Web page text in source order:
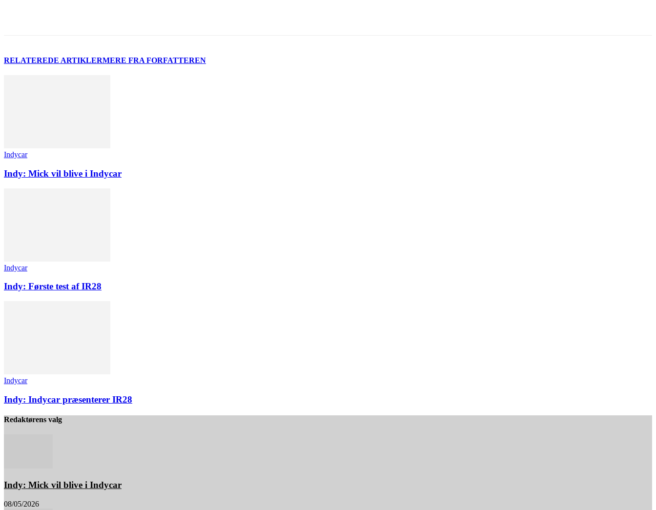
RELATEREDE ARTIKLERMERE FRA FORFATTEREN
Indycar
Indy: Mick vil blive i Indycar
Indycar
Indy: Første test af IR28
Indycar
Indy: Indycar præsenterer IR28
Redaktørens valg
Indy: Mick vil blive i Indycar
08/05/2026